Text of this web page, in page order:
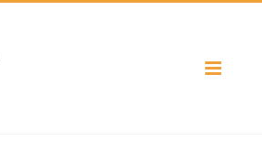
Toggle